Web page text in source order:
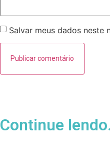
Salvar meus dados neste
Continue